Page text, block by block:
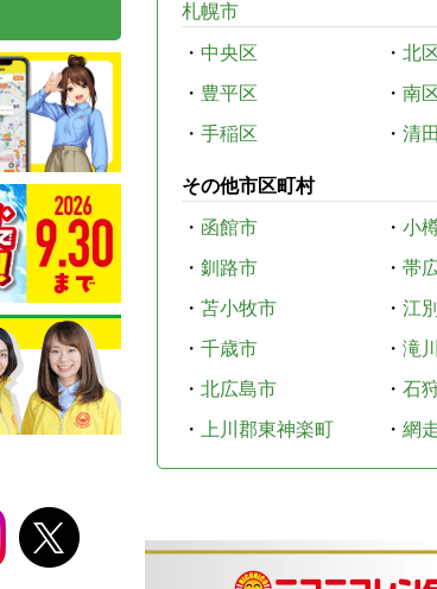
札幌市
・ 中央区 ・ 北
・ 豊平区 ・ 南
・ 手稲区 ・ 清
その他市区町村
・ 函館市 ・ 小
・ 釧路市 ・ 帯
・ 苫小牧市 ・ 江
・ 千歳市 ・ 滝
・ 北広島市 ・ 石
・
上川郡東神楽町 ・ 網